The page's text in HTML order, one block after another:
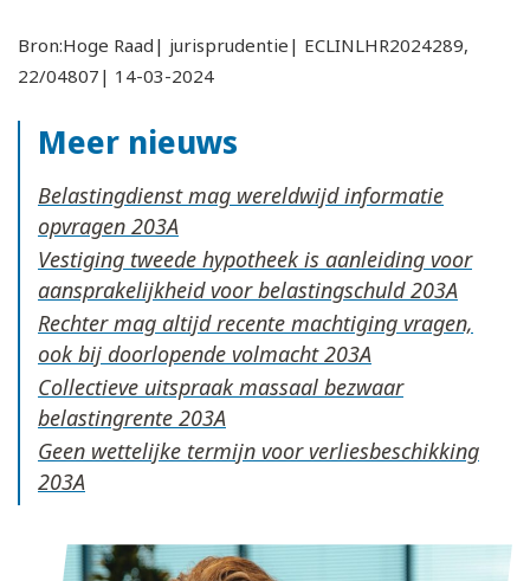
Bron:Hoge Raad| jurisprudentie| ECLINLHR2024289,
22/04807| 14-03-2024
Meer nieuws
Belastingdienst mag wereldwijd informatie
opvragen
Vestiging tweede hypotheek is aanleiding voor
aansprakelijkheid voor belastingschuld
Rechter mag altijd recente machtiging vragen,
ook bij doorlopende volmacht
Collectieve uitspraak massaal bezwaar
belastingrente
Geen wettelijke termijn voor verliesbeschikking